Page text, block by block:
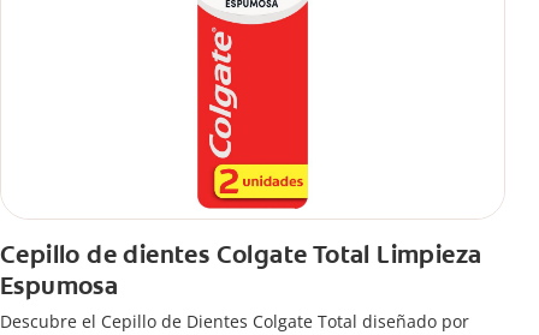
Cepillo de dientes Colgate Total Limpieza
Espumosa
Descubre el Cepillo de Dientes Colgate Total diseñado por